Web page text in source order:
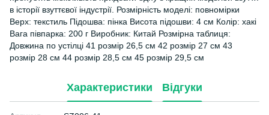
в історії взуттєвої індустрії. Розмірність моделі: повномірки
Верх: текстиль Підошва: пінка Висота підошви: 4 см Колір: хакі
Вага півпарка: 200 г Виробник: Китай Розмірна таблиця:
Довжина по устілці 41 розмір 26,5 см 42 розмір 27 см 43
розмір 28 см 44 розмір 28,5 см 45 розмір 29,5 см
Характеристики Відгуки